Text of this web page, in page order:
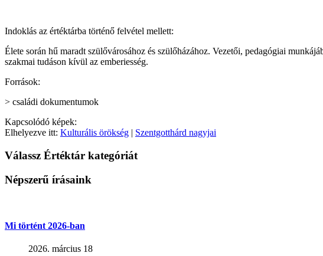
Indoklás az értéktárba történő felvétel mellett:
Élete során hű maradt szülővárosához és szülőházához. Vezetői, pedagógiai
szakmai tudáson kívül az emberiesség.
Források:
> családi dokumentumok
Kapcsolódó képek:
Elhelyezve itt: Kulturális örökség | Szentgotthárd nagyjai
Válassz Értéktár kategóriát
Népszerű írásaink
Mi történt 2026-ban
2026. március 18